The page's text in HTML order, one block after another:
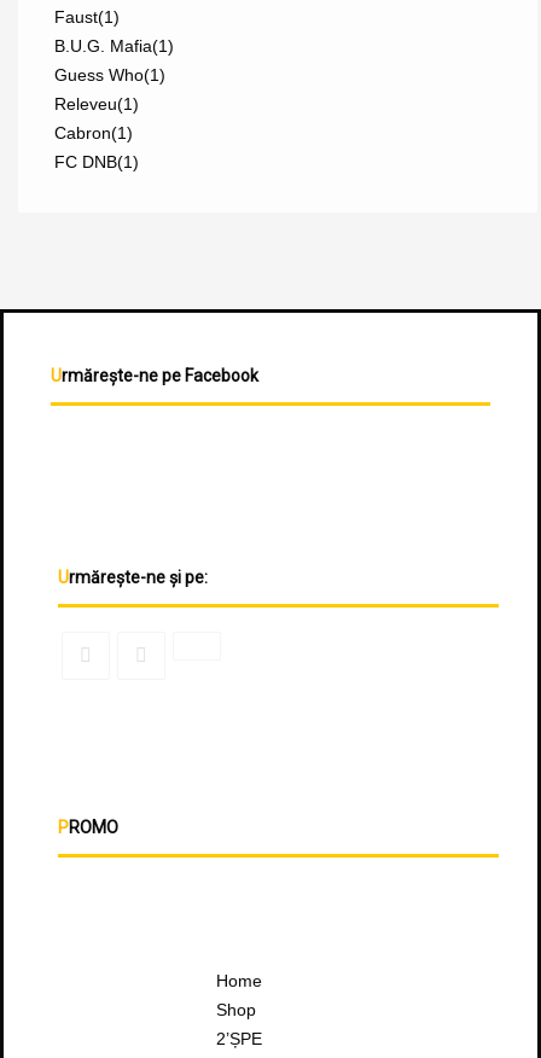
Faust(1)
B.U.G. Mafia(1)
Guess Who(1)
Releveu(1)
Cabron(1)
FC DNB(1)
Urmărește-ne pe Facebook
Urmărește-ne și pe:
PROMO
Home
Shop
2’ȘPE